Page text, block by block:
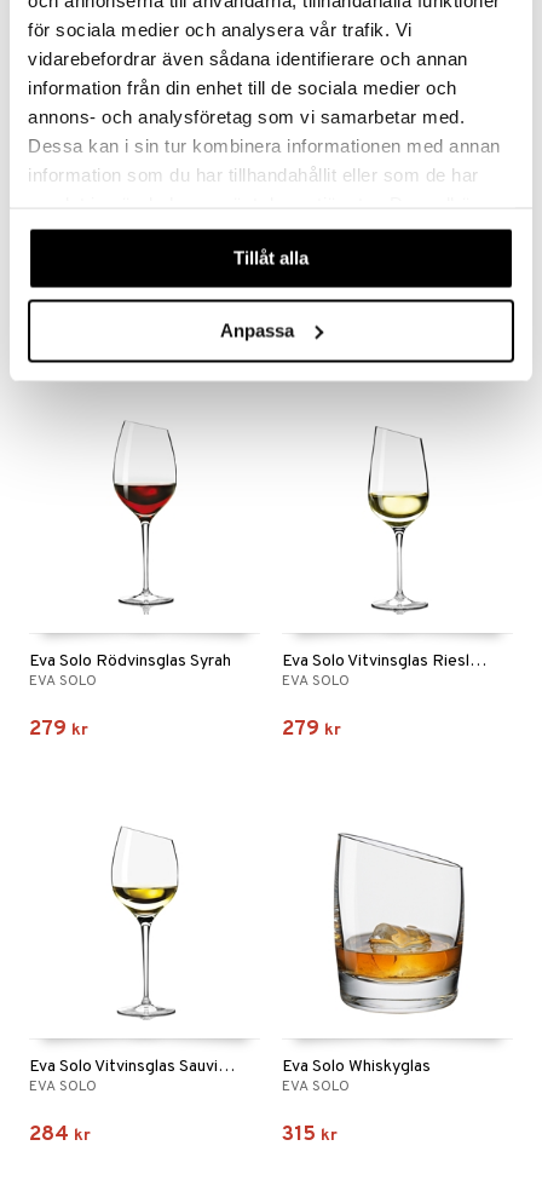
för sociala medier och analysera vår trafik. Vi
vidarebefordrar även sådana identifierare och annan
information från din enhet till de sociala medier och
annons- och analysföretag som vi samarbetar med.
Dessa kan i sin tur kombinera informationen med annan
information som du har tillhandahållit eller som de har
våra cookies vid fortsatt användande av vår webbplats.
Tillåt alla
Anpassa295
Eva Solo Rödvinsglas Syrah
EVA SOLO
279 kr
Eva Solo Vitvinsglas Riesling
EVA SOLO
279 kr
Eva Solo Vitvinsglas Sauvignon Blanc
EVA SOLO
284 kr
Eva Solo Whiskyglas
EVA SOLO
315 kr